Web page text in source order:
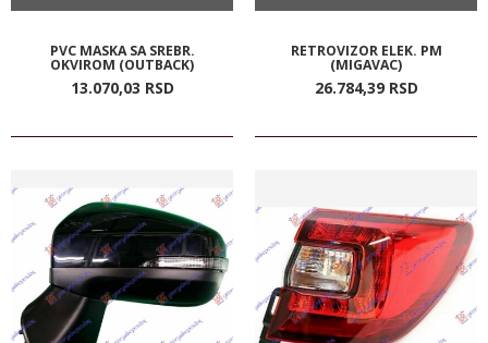
PVC MASKA SA SREBR.
OKVIROM (OUTBACK)
13.070,03 RSD
RETROVIZOR ELEK. PM
(MIGAVAC)
26.784,39 RSD